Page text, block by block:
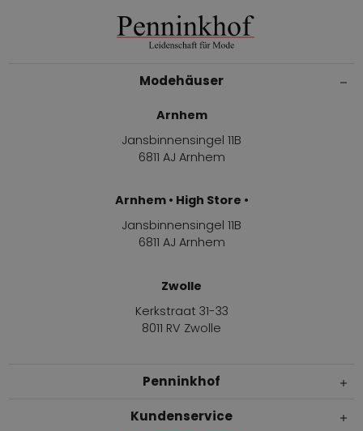
Modehäuser
Arnhem
Jansbinnensingel 11B
6811 AJ Arnhem
Arnhem • High Store •
Jansbinnensingel 11B
6811 AJ Arnhem
Zwolle
Kerkstraat 31-33
8011 RV Zwolle
Penninkhof
Kundenservice